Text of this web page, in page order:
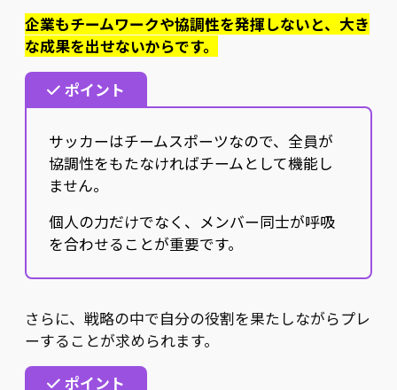
企業もチームワークや協調性を発揮しないと、大き
な成果を出せないからです。
ポイント
サッカーはチームスポーツなので、全員が
協調性をもたなければチームとして機能し
ません。
個人の力だけでなく、メンバー同士が呼吸
を合わせることが重要です。
さらに、戦略の中で自分の役割を果たしながらプレ
ーすることが求められます。
ポイント